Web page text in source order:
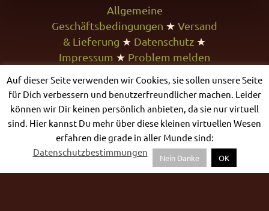
Allgemeine
Geschäftsbedingungen ★ Versand
& Lieferung ★ Datenschutz ★
Impressum ★ Problem melden
© Bilder & Inhalt 2007-2022
Zauberfrau.com ☽✪☾
Auf dieser Seite verwenden wir Cookies, sie sollen unsere Seite
für Dich verbessern und benutzerfreundlicher machen. Leider
können wir Dir keinen persönlich anbieten, da sie nur virtuell
sind. Hier kannst Du mehr über diese kleinen virtuellen Wesen
erfahren die grade in aller Munde sind:
Datenschutzbestimmungen
Nein Danke OK